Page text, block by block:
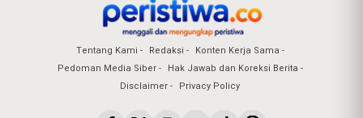
Tentang Kami Redaksi
Konten Kerja Sama
Pedoman Media Siber
Hak Jawab dan Koreksi Berita
Disclaimer
Privacy Policy